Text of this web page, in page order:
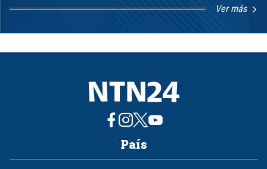
Ver más
1
8
País